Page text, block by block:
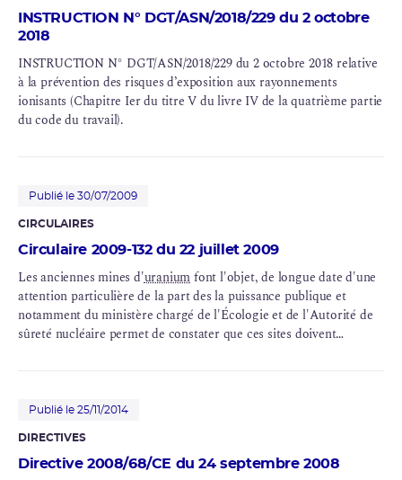
INSTRUCTION N° DGT/ASN/2018/229 du 2 octobre
2018
INSTRUCTION N° DGT/ASN/2018/229 du 2 octobre 2018 relative
à la prévention des risques d’exposition aux rayonnements
ionisants (Chapitre Ier du titre V du livre IV de la quatrième partie
du code du travail).
Publié le 30/07/2009
CIRCULAIRES
Circulaire 2009-132 du 22 juillet 2009
Les anciennes mines d'uraniumfont l'objet, de longue date d'une
attention particulière de la part des la puissance publique et
notamment du ministère chargé de l'Écologie et de l'Autorité de
sûreté nucléaire permet de constater que ces sites doivent
Publié le 25/11/2014
DIRECTIVES
Directive 2008/68/CE du 24 septembre 2008